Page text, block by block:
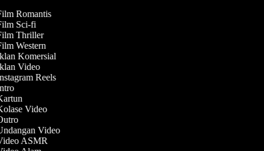
Romantis
Sci-fi
Thriller
Western
Komersial
Video
Reels
Video
Video
ASMR